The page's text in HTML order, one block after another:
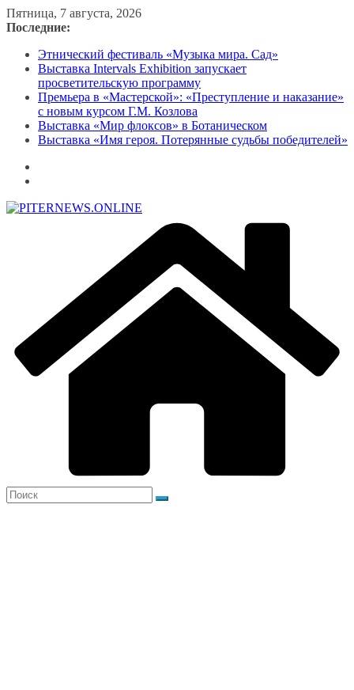
Перейти
к
Пятница, 7 августа, 2026
Последние:
Этнический фестиваль «Музыка мира. Сад»
Выставка Intervals Exhibition запускает
просветительскую программу
Премьера в «Мастерской»: «Преступление и наказание»
с новым курсом Г.М. Козлова
Выставка «Мир флоксов» в Ботаническом
Выставка «Имя героя. Потерянные судьбы победителей»